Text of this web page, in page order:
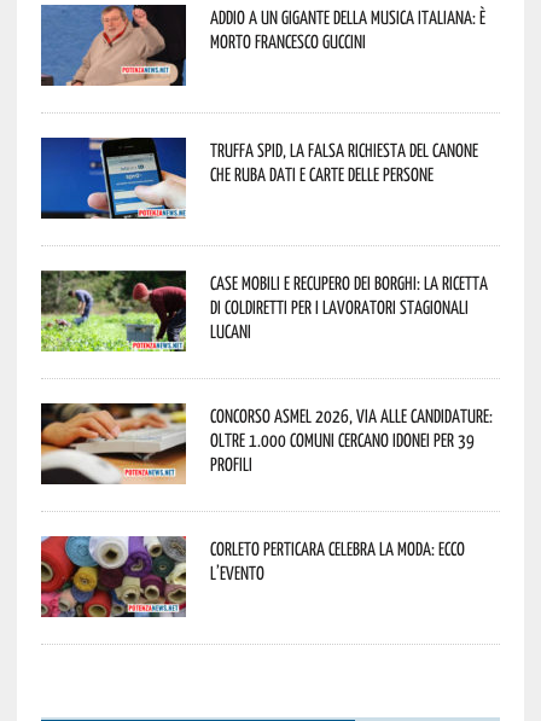
Addio a un gigante della musica italiana: è
morto Francesco Guccini
Truffa Spid, la falsa richiesta del canone
che ruba dati e carte delle persone
Case mobili e recupero dei borghi: la ricetta
di Coldiretti per i lavoratori stagionali
lucani
Concorso Asmel 2026, via alle candidature:
oltre 1.000 Comuni cercano idonei per 39
profili
Corleto Perticara celebra la moda: ecco
l’evento